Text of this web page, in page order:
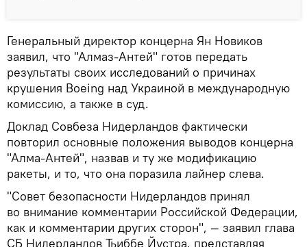
Генеральный директор концерна Ян Новиков
заявил, что "Алмаз-Антей" готов передать
результаты своих исследований о причинах
крушения Boeing над Украиной в международную
комиссию, а также в суд.
Доклад Совбеза Нидерландов фактически
повторил основные положения выводов концерна
"Алма-Антей", назвав и ту же модификацию
ракеты, и то, что она поразила лайнер слева.
"Совет безопасности Нидерландов принял
во внимание комментарии Российской Федерации,
как и комментарии других сторон", — заявил глава
СБ Нидерландов Тьиббе Йустра, представляя